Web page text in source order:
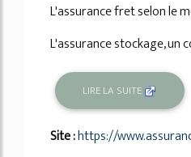
L'assurance fret selon le
L'assurance stockage, un
LIRE LA SUITE
Site :https://